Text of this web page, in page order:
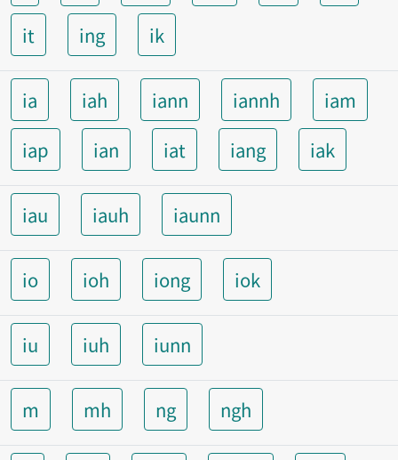
it
ing ik
ia iah iann iannh
iam
iap
ian iat iang iak
iau iauh iaunn
io ioh iong iok
iu iuh iunn
m mh ng ngh